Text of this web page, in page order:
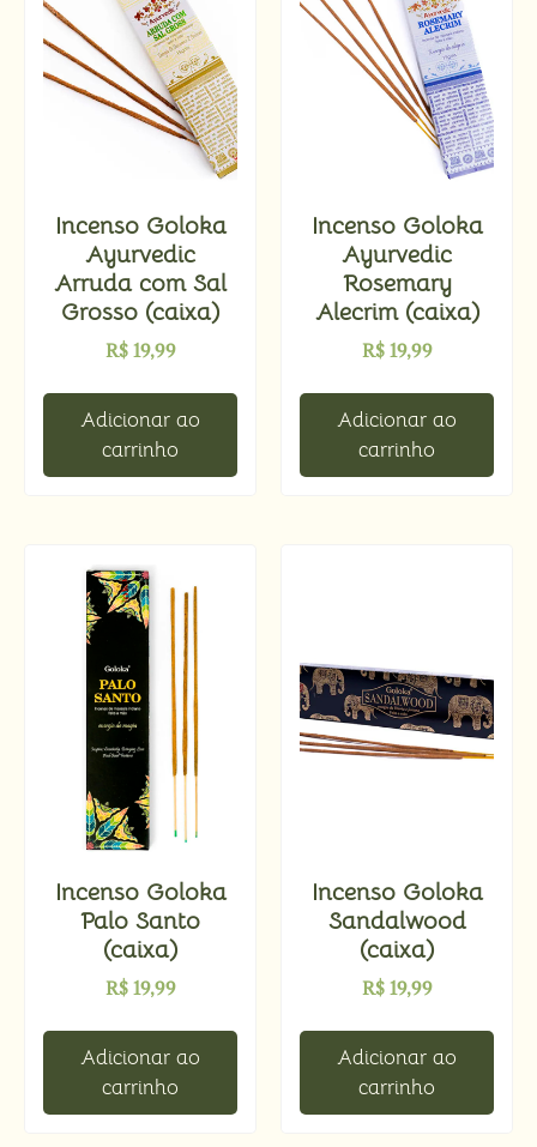
Incenso Goloka
Ayurvedic
Arruda com Sal
Grosso (caixa)
R$19,99
Adicionar ao
carrinho
Incenso Goloka
Ayurvedic
Rosemary
Alecrim (caixa)
R$19,99
Adicionar ao
carrinho
Incenso Goloka
Palo Santo
(caixa)
R$19,99
Adicionar ao
carrinho
Incenso Goloka
Sandalwood
(caixa)
R$19,99
Adicionar ao
carrinho